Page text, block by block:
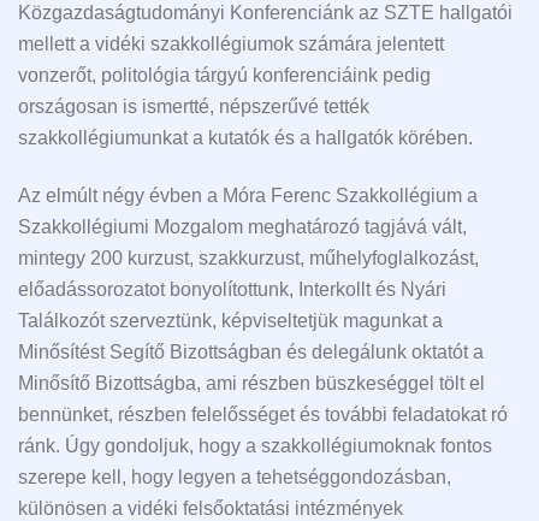
Közgazdaságtudományi Konferenciánk az SZTE hallgatói
mellett a vidéki szakkollégiumok számára jelentett
vonzerőt, politológia tárgyú konferenciáink pedig
országosan is ismertté, népszerűvé tették
szakkollégiumunkat a kutatók és a hallgatók körében.
Az elmúlt négy évben a Móra Ferenc Szakkollégium a
Szakkollégiumi Mozgalom meghatározó tagjává vált,
mintegy 200 kurzust, szakkurzust, műhelyfoglalkozást,
előadássorozatot bonyolítottunk, Interkollt és Nyári
Találkozót szerveztünk, képviseltetjük magunkat a
Minősítést Segítő Bizottságban és delegálunk oktatót a
Minősítő Bizottságba, ami részben büszkeséggel tölt el
bennünket, részben felelősséget és további feladatokat ró
ránk. Úgy gondoljuk, hogy a szakkollégiumoknak fontos
szerepe kell, hogy legyen a tehetséggondozásban,
különösen a vidéki felsőoktatási intézmények